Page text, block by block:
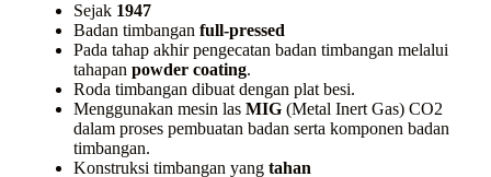
Sejak 1947
Badan timbangan full-pressed
Pada tahap akhir pengecatan badan timbangan melalui
tahapan powder coating.
Roda timbangan dibuat dengan plat besi.
Menggunakan mesin las MIG(Metal Inert Gas) CO2
dalam proses pembuatan badan serta komponen badan
timbangan.
Konstruksi timbangan yang tahan